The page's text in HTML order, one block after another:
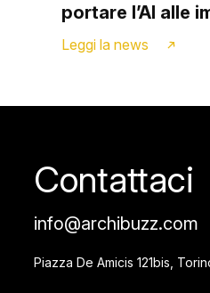
portare l’AI alle
Leggi la news
Contattaci
info@archibuzz.com
Piazza De Amicis 121bis,